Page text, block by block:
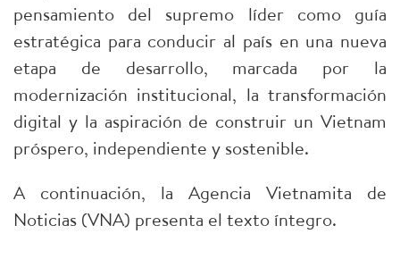
pensamiento del supremo líder como guía
estratégica para conducir al país en una nueva
etapa de desarrollo, marcada por la
modernización institucional, la transformación
digital y la aspiración de construir un Vietnam
próspero, independiente y sostenible.
A continuación, la Agencia Vietnamita de
Noticias (VNA) presenta el texto íntegro.